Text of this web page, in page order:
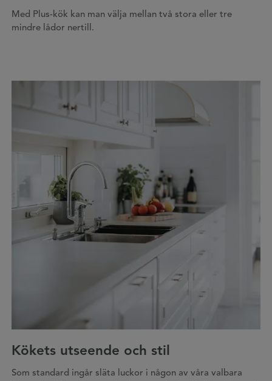
Med Plus-kök kan man välja mellan två stora eller tre
mindre lådor nertill.
Kökets utseende och stil
Som standard ingår släta luckor i någon av våra valbara